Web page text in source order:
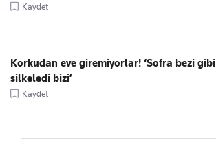
Kaydet
Korkudan eve giremiyorlar! ‘Sofra bezi gibi
silkeledi bizi’
Kaydet